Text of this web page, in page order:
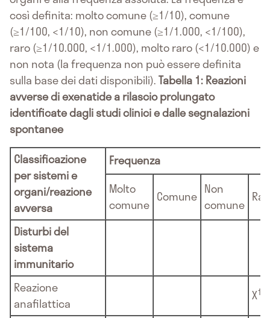
così definita: molto comune (≥1/10), comune
(≥1/100, <1/10), non comune (≥1/1.000, <1/100),
raro (≥1/10.000, <1/1.000), molto raro (<1/10.000) e
non nota (la frequenza non può essere definita
sulla base dei dati disponibili).Tabella 1: Reazioni
avverse di exenatide a rilascio prolungato
identificate dagli studi clinici e dalle segnalazioni
spontanee
Classificazione
per sistemi e
organi/reazione
avversa
Frequenza
Molto
comune Comune Non
comune
Disturbi del
sistema
immunitario
Reazione
anafilattica
X1